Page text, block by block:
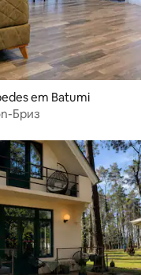
em Batumi
Бриз